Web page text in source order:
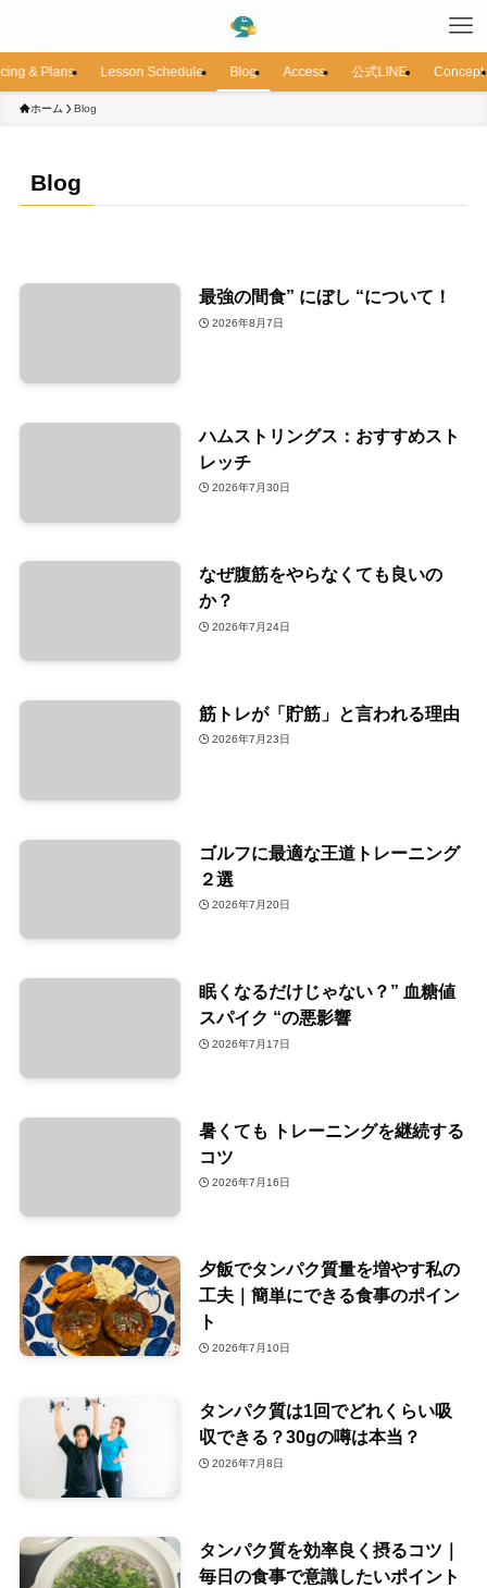
& Plans Lesson Schedule Blog Access 公式LINE Concept
ホーム Blog
Blog
最強の間食” にぼし “について！
2026年8月7日
ハムストリングス：おすすめスト
レッチ
2026年7月30日
なぜ腹筋をやらなくても良いの
か？
2026年7月24日
筋トレが「貯筋」と言われる理由
2026年7月23日
ゴルフに最適な王道トレーニング
２選
2026年7月20日
眠くなるだけじゃない？” 血糖値
スパイク “の悪影響
2026年7月17日
暑くても トレーニングを継続する
コツ
2026年7月16日
夕飯でタンパク質量を増やす私の
工夫｜簡単にできる食事のポイン
ト
2026年7月10日
タンパク質は1回でどれくらい吸
収できる？30gの噂は本当？
2026年7月8日
タンパク質を効率良く摂るコツ｜
毎日の食事で意識したいポイント